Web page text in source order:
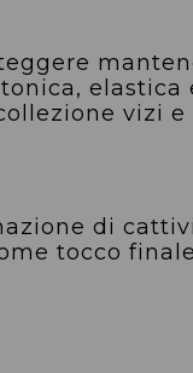
elastica
vizi
di
tocco